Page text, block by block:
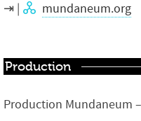
mundaneum.org
Production
Production Mundaneum – Transcultures en collaboration